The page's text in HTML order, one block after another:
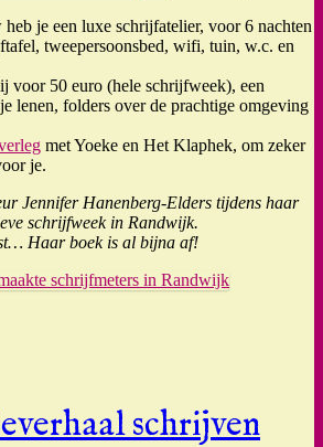
je een luxe schrijfatelier, voor 6 nachten
tweepersoonsbed, wifi, tuin, w.c. en
voor 50 euro (hele schrijfweek), een
lenen, folders over de prachtige omgeving
met Yoeke en Het Klaphek, om zeker
je.
Jennifer Hanenberg-Elders tijdens haar
schrijfweek in Randwijk.
Haar boek is al bijna af!
schrijven